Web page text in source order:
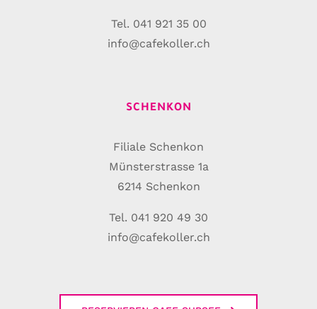
Tel. 041 921 35 00
info@cafekoller.ch
SCHENKON
Filiale Schenkon
Münsterstrasse 1a
6214 Schenkon
Tel. 041 920 49 30
info@cafekoller.ch